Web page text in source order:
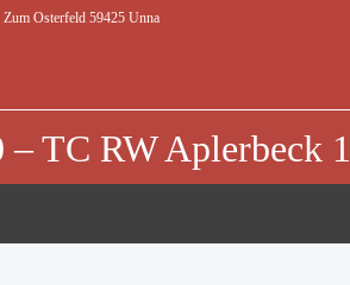
Zum Osterfeld 59425 Unna
TC RW Aplerbeck 1